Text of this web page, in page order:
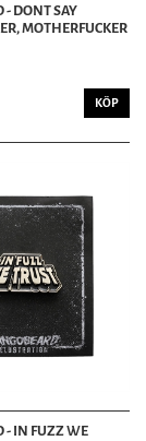
- DONT SAY
MOTHERFUCKER
KÖP
- IN FUZZ WE